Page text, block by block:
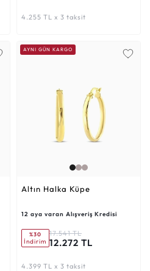
4.255 TL x 3 taksit
AYNI GÜN KARGO
Altın Halka Küpe
12 aya varan Alışveriş Kredisi
%30
İndirim
17.541 TL
12.272 TL
4.399 TL x 3 taksit